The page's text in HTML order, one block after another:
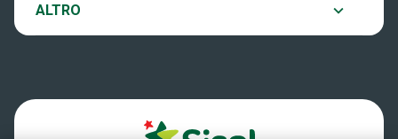
Play Your Date
Dove si gioca
Quanto si vince
ALTRO
Notifiche